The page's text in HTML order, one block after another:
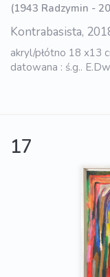
(1943 Radzymin -
Kontrabasista,
akryl/płótno 18 x13
datowana : ś.g..
17